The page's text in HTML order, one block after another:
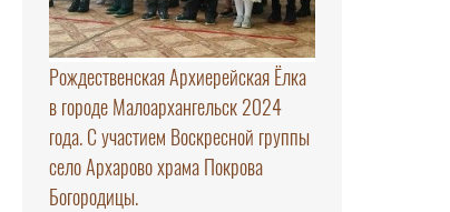
Рождественская Архиерейская Ёлка
в городе Малоархангельск 2024
года. С участием Воскресной группы
село Архарово храма Покрова
Богородицы.